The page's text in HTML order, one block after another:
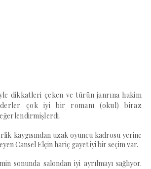
dikkatleri çeken ve türün janrına hakim
çok iyi bir romanı (okul) biraz
kaygısından uzak oyuncu kadrosu yerine
Cansel Elçin hariç gayet iyi bir seçim var.
sonunda salondan iyi ayrılmayı sağlıyor.